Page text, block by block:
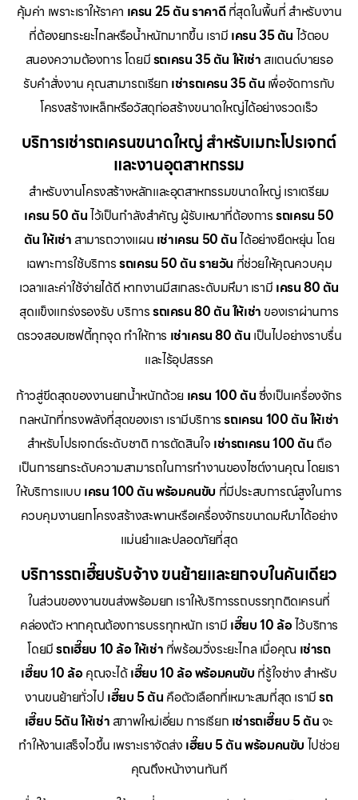
คุ้มค่า เพราะเราให้ราคา เครน 25 ตัน ราคาดีที่สุดในพื้นที่ สำหรับงาน
ที่ต้องยกระยะไกลหรือน้ำหนักมากขึ้น เรามี เครน 35 ตัน ไว้ตอบ
สนองความต้องการ โดยมีรถเครน 35 ตัน ให้เช่า สแตนด์บายรอ
รับคำสั่งงาน คุณสามารถเรียก เช่ารถเครน 35 ตัน เพื่อจัดการกับ
โครงสร้างเหล็กหรือวัสดุก่อสร้างขนาดใหญ่ได้อย่างรวดเร็ว
บริการเช่ารถเครนขนาดใหญ่ สำหรับเมกะโปรเจกต์
และงานอุตสาหกรรม
สำหรับงานโครงสร้างหลักและอุตสาหกรรมขนาดใหญ่ เราเตรียม
เครน 50 ตันไว้เป็นกำลังสำคัญ ผู้รับเหมาที่ต้องการรถเครน 50
ตัน ให้เช่า สามารถวางแผน เช่าเครน 50 ตันได้อย่างยืดหยุ่น โดย
เฉพาะการใช้บริการรถเครน 50 ตัน รายวัน ที่ช่วยให้คุณควบคุม
เวลาและค่าใช้จ่ายได้ดี หากงานมีสเกลระดับมหึมา เรามี เครน 80 ตัน
สุดแข็งแกร่งรองรับ บริการรถเครน 80 ตัน ให้เช่า ของเราผ่านการ
ตรวจสอบเซฟตี้ทุกจุด ทำให้การ เช่าเครน 80 ตัน เป็นไปอย่างราบรื่น
และไร้อุปสรรค
ก้าวสู่ขีดสุดของงานยกน้ำหนักด้วย เครน 100 ตันซึ่งเป็นเครื่องจักร
กลหนักที่ทรงพลังที่สุดของเรา เรามีบริการรถเครน 100 ตัน ให้เช่า
สำหรับโปรเจกต์ระดับชาติ การตัดสินใจ เช่ารถเครน 100 ตัน ถือ
เป็นการยกระดับความสามารถในการทำงานของไซต์งานคุณ โดยเรา
ให้บริการแบบ เครน 100 ตัน พร้อมคนขับ ที่มีประสบการณ์สูงในการ
ควบคุมงานยกโครงสร้างสะพานหรือเครื่องจักรขนาดมหึมาได้อย่าง
แม่นยำและปลอดภัยที่สุด
บริการรถเฮี๊ยบรับจ้าง ขนย้ายและยกจบในคันเดียว
ในส่วนของงานขนส่งพร้อมยก เราให้บริการรถบรรทุกติดเครนที่
คล่องตัว หากคุณต้องการบรรทุกหนัก เรามี เฮี๊ยบ 10 ล้อไว้บริการ
โดยมีรถเฮี๊ยบ 10 ล้อ ให้เช่า ที่พร้อมวิ่งระยะไกล เมื่อคุณ เช่ารถ
เฮี๊ยบ 10 ล้อคุณจะได้เฮี๊ยบ 10 ล้อ พร้อมคนขับ ที่รู้ใจช่าง สำหรับ
งานขนย้ายทั่วไป เฮี๊ยบ 5 ตัน คือตัวเลือกที่เหมาะสมที่สุด เรามีรถ
เฮี๊ยบ 5ตัน ให้เช่า สภาพใหม่เอี่ยม การเรียก เช่ารถเฮี๊ยบ 5 ตันจะ
ทำให้งานเสร็จไวขึ้น เพราะเราจัดส่ง เฮี๊ยบ 5 ตัน พร้อมคนขับ ไปช่วย
คุณถึงหน้างานทันที